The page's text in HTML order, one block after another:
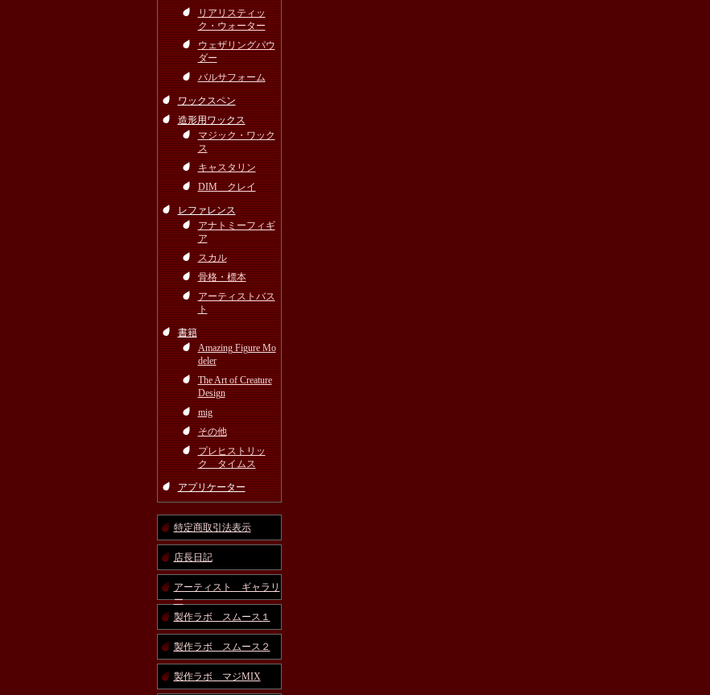
リアリスティッ
ク・ウォーター
ウェザリングパウ
ダー
バルサフォーム
ワックスペン
造形用ワックス
マジック・ワック
ス
キャスタリン
DIM クレイ
レファレンス
アナトミーフィギ
ア
スカル
骨格・標本
アーティストバス
ト
書籍
Amazing Figure Mo
deler
The Art of Creature
Design
mig
その他
プレヒストリッ
ク タイムス
アプリケーター
特定商取引法表示
店長日記
アーティスト ギャラリ
ー
製作ラボ スムース１
製作ラボ スムース２
製作ラボ マジMIX